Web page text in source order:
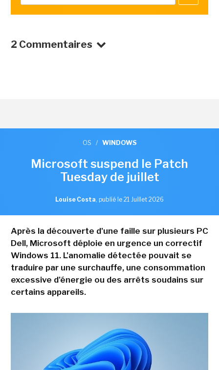
2 Commentaires
OS / WINDOWS
Microsoft suspend le Patch
Tuesday de juillet
Louise Costa, publié le 21 Juillet 2026
Après la découverte d'une faille sur plusieurs PC
Dell, Microsoft déploie en urgence un correctif
Windows 11. L'anomalie détectée pouvait se
traduire par une surchauffe, une consommation
excessive d'énergie ou des arrêts soudains sur
certains appareils.